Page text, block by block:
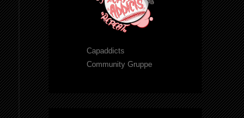
Capaddicts
Community Gruppe